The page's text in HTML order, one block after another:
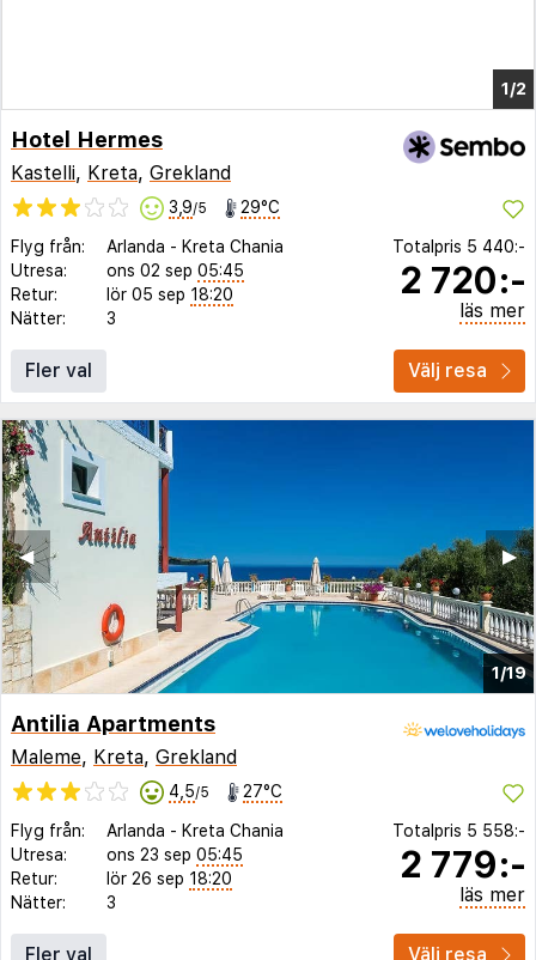
Hotel Hermes
Kastelli, Kreta, Grekland
3,9/5 29°C
Flyg från: Arlanda - Kreta Chania
Utresa:
ons 02 sep 05:45
Retur:
lör 05 sep 18:20
Nätter:
3
Totalpris 5 440:-
2 720:-
läs mer
Fler val Välj resa
1/19
▶︎
◀︎
Antilia Apartments
Maleme, Kreta, Grekland
4,5/5 27°C
Flyg från: Arlanda - Kreta Chania
Utresa:
ons 23 sep 05:45
Retur:
lör 26 sep 18:20
Nätter:
3
Totalpris 5 558:-
2 779:-
läs mer
Fler val Välj resa